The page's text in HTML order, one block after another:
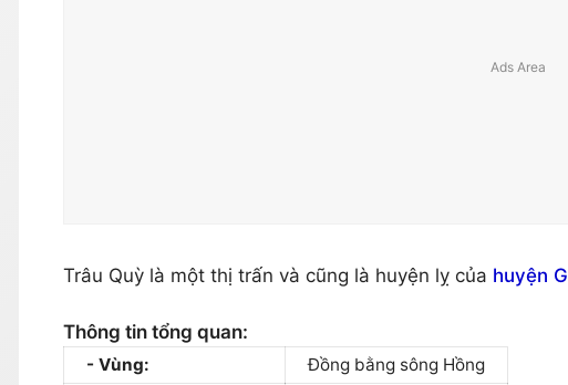
Trâu Quỳ là một thị trấn và cũng là huyện lỵ của huyện
Thông tin tổng quan:
Vùng:
Đồng bằng sông Hồng